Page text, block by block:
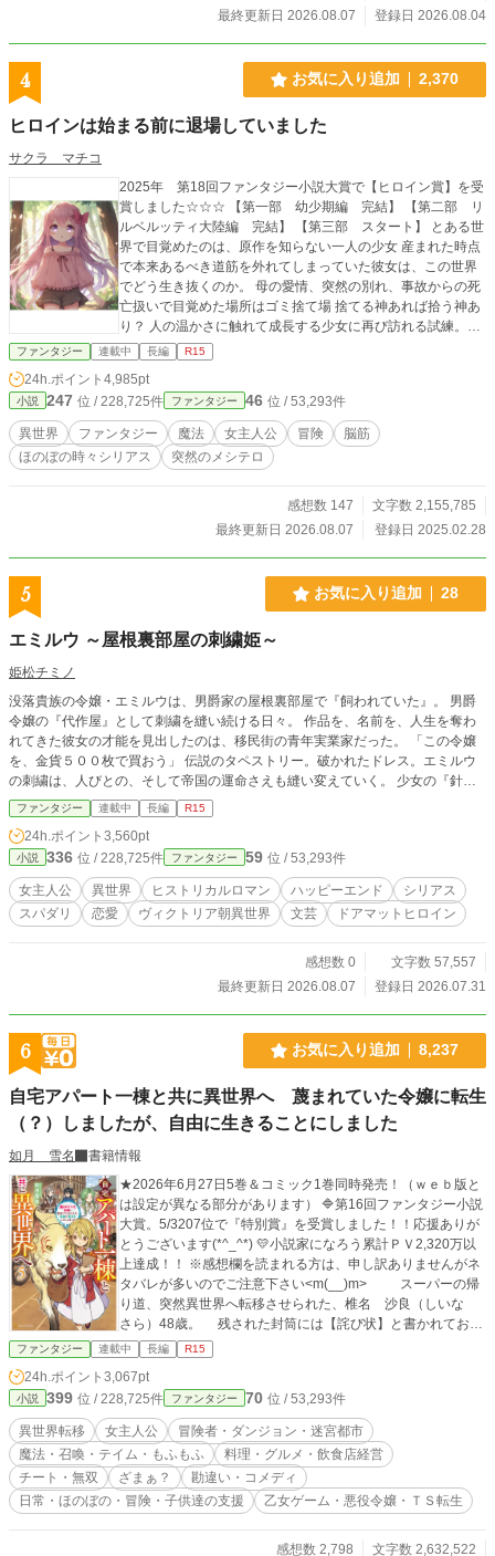
少女が、初級魔法だけで魔法学院の常識も、強大な魔物も、古代から続く謎も吹
き飛ばしていく。 爽快バトルと仲間たちの掛け合いで描く、最強女性主人公
の異世界魔法学院ファンタジー。
最終更新日 2026.08.07
登録日 2026.08.04
4 お気に入り追加 2,370
ヒロインは始まる前に退場していました
サクラ マチコ
2025年 第18回ファンタジー小説大賞で【ヒロイン賞】を受
賞しました☆☆☆ 【第一部 幼少期編 完結】 【第二部 リ
ルベルッティ大陸編 完結】 【第三部 スタート】 とある世
界で目覚めたのは、原作を知らない一人の少女 産まれた時点
で本来あるべき道筋を外れてしまっていた彼女は、この世界
でどう生き抜くのか。 母の愛情、突然の別れ、事故からの死
亡扱いで目覚めた場所はゴミ捨て場 捨てる神あれば拾う神あ
り？ 人の温かさに触れて成長する少女に再び訪れる試練。
『ダレカタスケテ』 少女の悲痛な叫びは届くのか………。 そ
して、本来のヒロインが存在しない世界ではどんな未来が訪
れるのか。 主人公が７歳になる頃までは平和、ホノボノが続
きます。 ※閑話は ダークモードが多いですので 苦手な方は
読み飛ばして頂いても 主人公の物語には 然程影響がありませ
ん。 主人公と両親に関わる周囲の話となりますので 後でまと
め読みでもOK。 ホノボノモードとのギャップが激しめですの
を知らないため『本編（原作）』描写はほとんど出ません。
関係者による『原作』のお話が出るのは第三部以降となりま
『小説を読もう』『カクヨム』でも配信中。カクヨム先行と
なっております。 作者 非常に豆腐マインドですので、悪意あ
情報など、設定集を別途投稿いたしました。 ※主人公の母ア
ファンタジー 連載中 長編 R15
24h.ポイント 4,985pt
小説 247 位 / 228,725件 ファンタジー 46 位 / 53,293件
異世界 ファンタジー 魔法 女主人公 冒険
脳筋
ほのぼの時々シリアス
突然のメシテロ
感想数 147
文字数 2,155,785
最終更新日 2026.08.07
登録日 2025.02.28
5 お気に入り追加 28
エミルウ ～屋根裏部屋の刺繍姫～
姫松チミノ
没落貴族の令嬢・エミルウは、男爵家の屋根裏部屋で『飼われていた』。 男爵
令嬢の『代作屋』として刺繍を縫い続ける日々。 作品を、名前を、人生を奪わ
れてきた彼女の才能を見出したのは、移民街の青年実業家だった。 「この令嬢
を、金貨５００枚で買おう」 伝説のタペストリー。破かれたドレス。エミルウ
の刺繍は、人びとの、そして帝国の運命さえも縫い変えていく。 少女の『針と
糸』、青年の『商才』。二人の『世界への反逆』が、今、始まる。 テンプレな
し・人間関係重視の異世界恋愛冒険ロマン。 マイノリティをエンパワーするエ
ンターテインメントです。 ※本作は『小説家になろう』『カクヨム』『TALE
S』にも投稿しています。
ファンタジー 連載中 長編 R15
24h.ポイント 3,560pt
小説 336 位 / 228,725件 ファンタジー 59 位 / 53,293件
女主人公 異世界 ヒストリカルロマン ハッピーエンド
シリアス
スパダリ
恋愛 ヴィクトリア朝異世界 文芸 ドアマットヒロイン
感想数 0
文字数 57,557
最終更新日 2026.08.07
登録日 2026.07.31
6 お気に入り追加 8,237
自宅アパート一棟と共に異世界へ 蔑まれていた令嬢に転生
（？）しましたが、自由に生きることにしました
如月 雪名
書籍情報
★2026年6月27日5巻＆コミック1巻同時発売！（ｗｅｂ版と
は設定が異なる部分があります） 🔷第16回ファンタジー小説
大賞。5/3207位で『特別賞』を受賞しました！！応援ありが
とうございます(*^_^*) 💛小説家になろう累計ＰＶ2,320万以
上達成！！ ※感想欄を読まれる方は、申し訳ありませんがネ
タバレが多いのでご注意下さい<m(__)m> スーパーの帰
り道、突然異世界へ転移させられた、椎名 沙良（しいな
さら）48歳。 残された封筒には【詫び状】と書かれてお
り、自分がカルドサリ王国のハンフリー公爵家、リーシャ・
ハンフリー、第一令嬢12歳となっているのを知る。 いきな
り異世界で他人とし生きる事になったが、現状が非常によろ
しくない。 リーシャの母親は既に亡くなっており、後妻に
虐待され納屋で監禁生活を送っていたからだ。 どうにか家
庭環境を改善しようと、与えられた4つの能力（ホーム・アイ
テムＢＯＸ・マッピング・召喚）を使用し、早々に公爵家を
出て冒険者となる。 虐待されていたため貧弱な体と体力し
かないが、冒険者となり自由を手にし頑張っていく。 Ｆ級
貨2枚（200円）。 それでもＥ級に上がるため200回頑張
ファンタジー 連載中 長編 R15
24h.ポイント 3,067pt
小説 399 位 / 228,725件 ファンタジー 70 位 / 53,293件
異世界転移 女主人公
冒険者・ダンジョン・迷宮都市
魔法・召喚・テイム・もふもふ
料理・グルメ・飲食店経営
チート・無双
ざまぁ？
勘違い・コメディ
日常・ほのぼの・冒険・子供達の支援
乙女ゲーム・悪役令嬢・ＴＳ転生
感想数 2,798 文字数 2,632,522